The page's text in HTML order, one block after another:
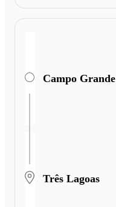
Campo Grande
Três Lagoas